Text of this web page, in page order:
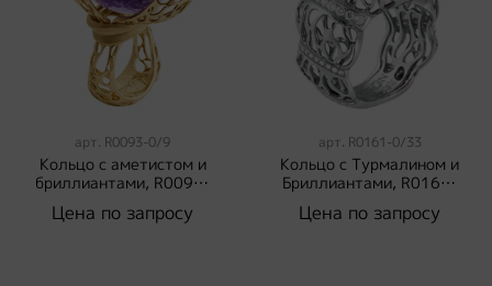
арт. R0093-0/9
Кольцо с аметистом и
бриллиантами, R0093-
Цена по запросу
арт. R0161-0/33
Кольцо с Турмалином и
Бриллиантами, R0161-
Цена по запросу